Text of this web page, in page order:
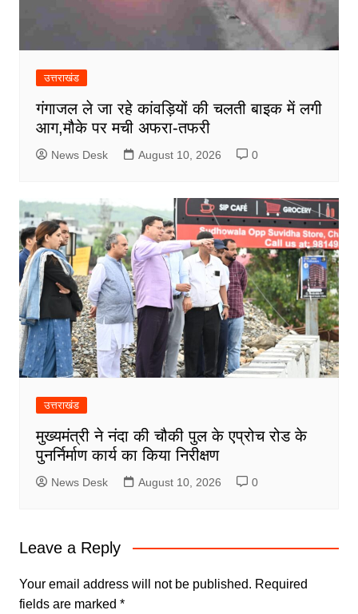
उत्तराखंड
गंगाजल ले जा रहे कांवड़ियों की चलती बाइक में लगी
आग,मौके पर मची अफरा-तफरी
News Desk August 10, 2026 0
उत्तराखंड
मुख्यमंत्री ने नंदा की चौकी पुल के एप्रोच रोड के
पुनर्निर्माण कार्य का किया निरीक्षण
News Desk August 10, 2026 0
Leave a Reply
Your email address will not be published. Required
fields are marked *